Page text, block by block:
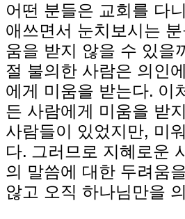
어떤 분들은 교회를 다
애쓰면서 눈치보시는
움을 받지 않을 수 있을
절 불의한 사람은 의인
에게 미움을 받는다. 이
든 사람에게 미움을 받
사람들이 있었지만, 미
다. 그러므로 지혜로운
의 말씀에 대한 두려움
않고 오직 하나님만을